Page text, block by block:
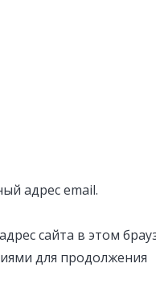
адрес email.
сайта в этом
для продолжения